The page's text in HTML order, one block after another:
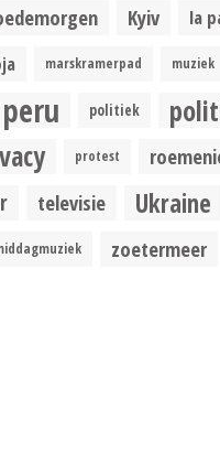
Kyiv la
marskramerpad muziek
peru politiek
protest
televisie Ukraine
zoetermeer